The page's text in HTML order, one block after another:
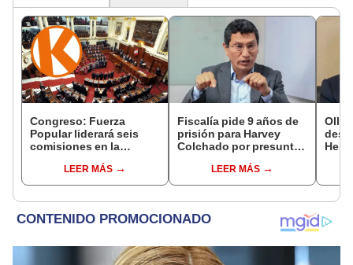
Congreso: Fuerza
Popular liderará seis
comisiones en la
LEER MÁS
Fiscalía pide 9 años de
prisión para Harvey
Colchado por presunta
incompatible y falsedad
ideológica
LEER MÁS